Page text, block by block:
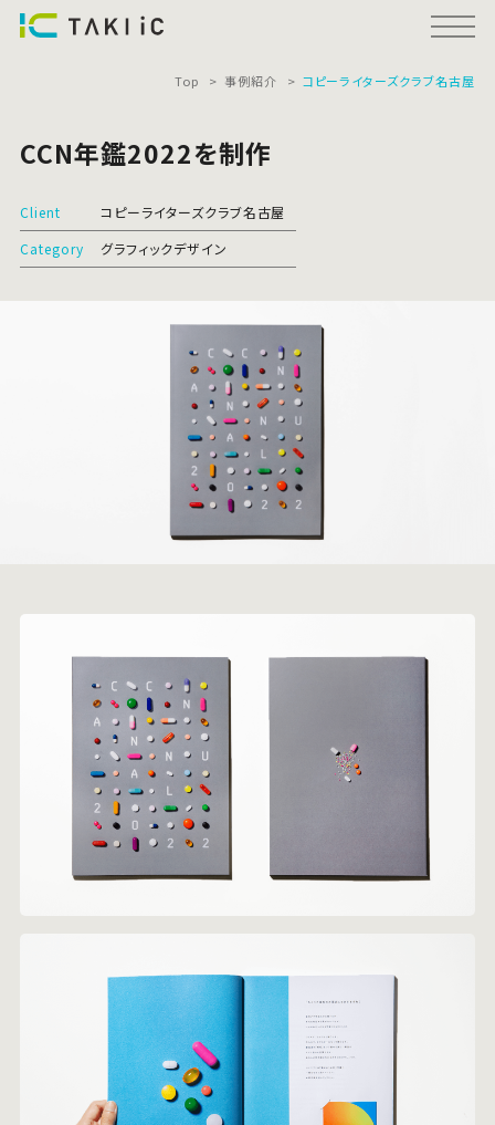
Top 事例紹介 コピーライターズクラブ名古屋
CCN年鑑2022を制作
Client
コピーライターズクラブ名古屋
Category
グラフィックデザイン